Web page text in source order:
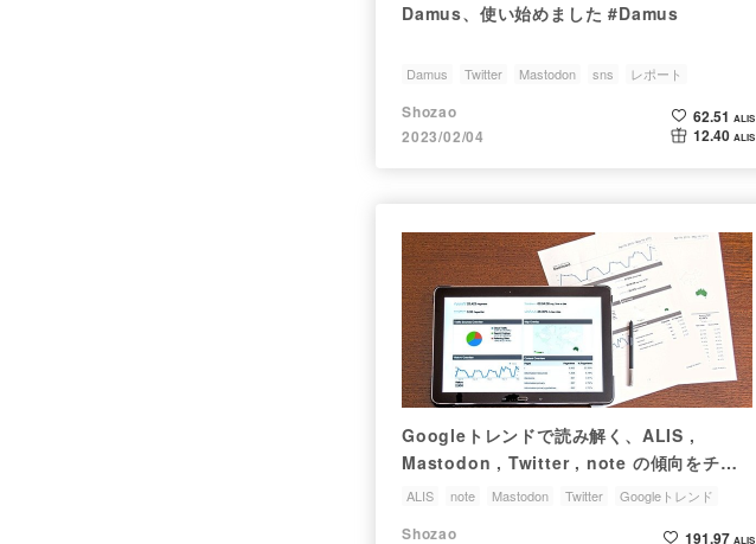
Damus、使い始めました #Damus
Damus Twitter Mastodon sns レポート
Shozao
2023/02/04
62.51 ALIS
12.40 ALIS
Googleトレンドで読み解く、ALIS ,
Mastodon , Twitter , note の傾向をチェ
ック
ALIS note Mastodon Twitter Googleトレンド
Shozao
191.97 ALIS